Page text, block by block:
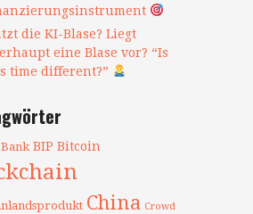
die KI-Blase? Liegt
eine Blase vor? “Is
time different?”
Bank BIP Bitcoin
China Crowd